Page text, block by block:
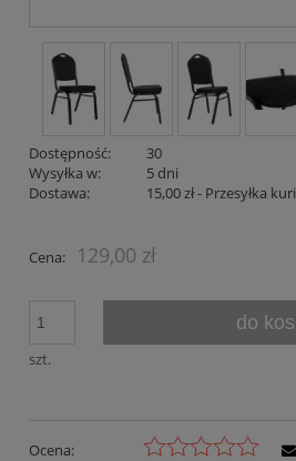
Dostępność:
30
Wysyłka w:
5 dni
Dostawa:
15,00 zł- Przesyłka
Cena nie zawiera ewentualnych
Cena: 129,00 zł
szt.
do
Ocena: